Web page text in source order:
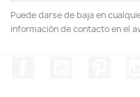
Puede darse de baja en
información de contacto en el